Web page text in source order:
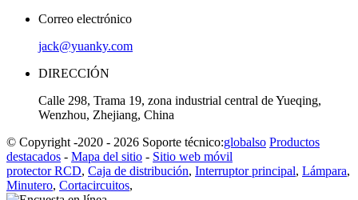
Correo electrónico
jack@yuanky.com
DIRECCIÓN
Calle 298, Trama 19, zona industrial central de Yueqing,
Wenzhou, Zhejiang, China
© Copyright -2020 - 2026 Soporte técnico:globalso Productos
destacados - Mapa del sitio - Sitio web móvil
protector RCD, Caja de distribución, Interruptor principal, Lámpara,
Minutero, Cortacircuitos,